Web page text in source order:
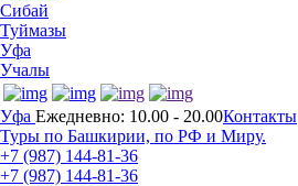
Сибай
Туймазы
Уфа
Учалы
Уфа Ежедневно: 10.00 - 20.00Контакты
Туры по Башкирии, по РФ и Миру.
+7 (987) 144-81-36
+7 (987) 144-81-36